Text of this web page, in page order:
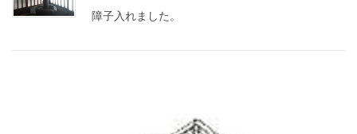
障子入れました。